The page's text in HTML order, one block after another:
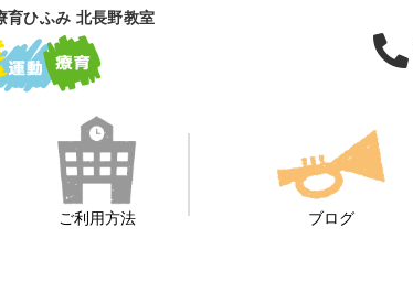
育ひふみ 北長野教室
ご利用方法 ブログ